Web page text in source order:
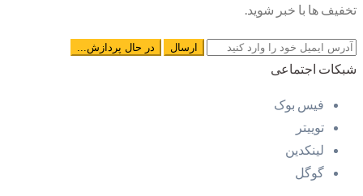
تخفیف ها با خبر شوید.
شبکات اجتماعی
فیس بوک
توییتر
لینکدین
گوگل